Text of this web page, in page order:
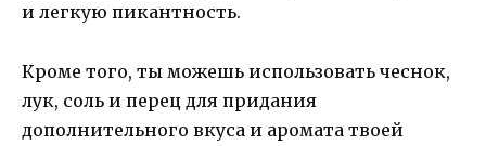
и легкую пикантность.
Кроме того, ты можешь использовать чеснок,
лук, соль и перец для придания
дополнительного вкуса и аромата твоей